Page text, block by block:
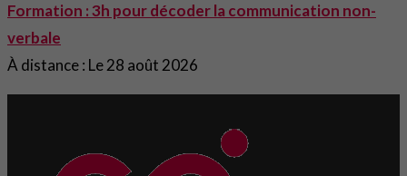
Formation : 3h pour décoder la communication non-
verbale
À distance : Le 28 août 2026